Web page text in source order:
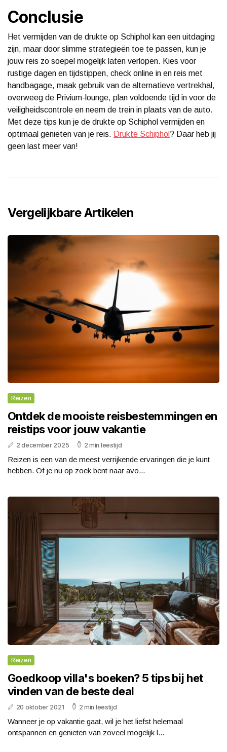
Conclusie
Het vermijden van de drukte op Schiphol kan een uitdaging
zijn, maar door slimme strategieën toe te passen, kun je
jouw reis zo soepel mogelijk laten verlopen. Kies voor
rustige dagen en tijdstippen, check online in en reis met
handbagage, maak gebruik van de alternatieve vertrekhal,
overweeg de Privium-lounge, plan voldoende tijd in voor de
veiligheidscontrole en neem de trein in plaats van de auto.
Met deze tips kun je de drukte op Schiphol vermijden en
optimaal genieten van je reis. Drukte Schiphol ? Daar heb jij
geen last meer van!
Vergelijkbare Artikelen
Reizen
Ontdek de mooiste reisbestemmingen en
reistips voor jouw vakantie
2 december 2025 2 min leestijd
Reizen is een van de meest verrijkende ervaringen die je kunt
hebben. Of je nu op zoek bent naar avo...
Reizen
Goedkoop villa's boeken? 5 tips bij het
vinden van de beste deal
20 oktober 2021 2 min leestijd
Wanneer je op vakantie gaat, wil je het liefst helemaal
ontspannen en genieten van zoveel mogelijk l...